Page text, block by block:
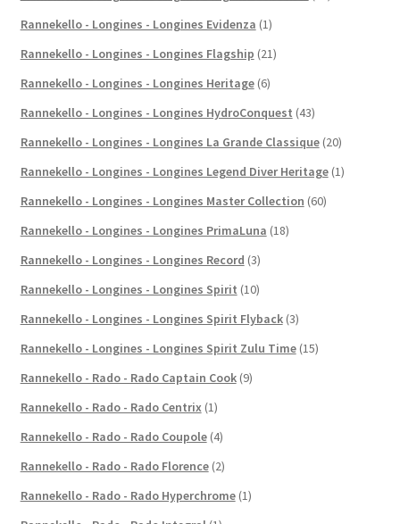
Rannekello - Longines - Longines Evidenza (1)
Rannekello - Longines - Longines Flagship (21)
Rannekello - Longines - Longines Heritage (6)
Rannekello - Longines - Longines HydroConquest (43)
Rannekello - Longines - Longines La Grande Classique (20)
Rannekello - Longines - Longines Legend Diver Heritage (1)
Rannekello - Longines - Longines Master Collection (60)
Rannekello - Longines - Longines PrimaLuna (18)
Rannekello - Longines - Longines Record (3)
Rannekello - Longines - Longines Spirit (10)
Rannekello - Longines - Longines Spirit Flyback (3)
Rannekello - Longines - Longines Spirit Zulu Time (15)
Rannekello - Rado - Rado Captain Cook (9)
Rannekello - Rado - Rado Centrix (1)
Rannekello - Rado - Rado Coupole (4)
Rannekello - Rado - Rado Florence (2)
Rannekello - Rado - Rado Hyperchrome (1)